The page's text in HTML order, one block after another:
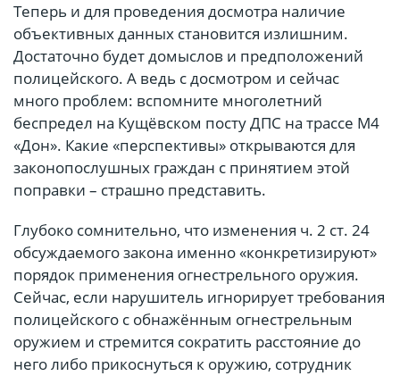
Теперь и для проведения досмотра наличие
объективных данных становится излишним.
Достаточно будет домыслов и предположений
полицейского. А ведь с досмотром и сейчас
много проблем: вспомните многолетний
беспредел на Кущёвском посту ДПС на трассе М4
«Дон». Какие «перспективы» открываются для
законопослушных граждан с принятием этой
поправки – страшно представить.
Глубоко сомнительно, что изменения ч. 2 ст. 24
обсуждаемого закона именно «конкретизируют»
порядок применения огнестрельного оружия.
Сейчас, если нарушитель игнорирует требования
полицейского с обнажённым огнестрельным
оружием и стремится сократить расстояние до
него либо прикоснуться к оружию, сотрудник